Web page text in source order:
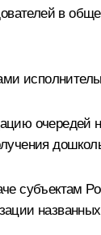
в